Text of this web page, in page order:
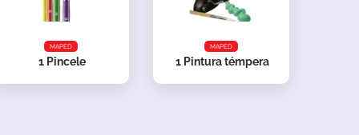
MAPED
1 Pincele
MAPED
1 Pintura témpera